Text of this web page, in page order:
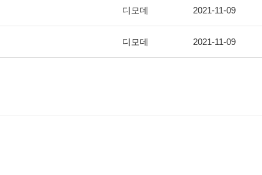
디모데 2021-11-09
디모데 2021-11-09